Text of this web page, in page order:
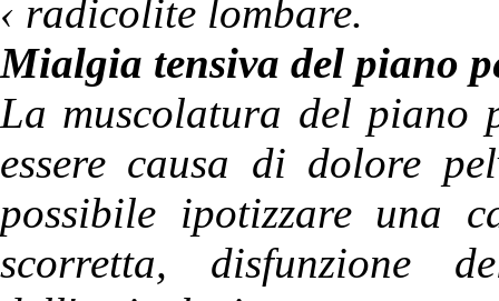
‹ radicolite lombare.
Mialgia tensiva del piano
La muscolatura del piano
essere causa di dolore
possibile ipotizzare una
scorretta, disfunzione